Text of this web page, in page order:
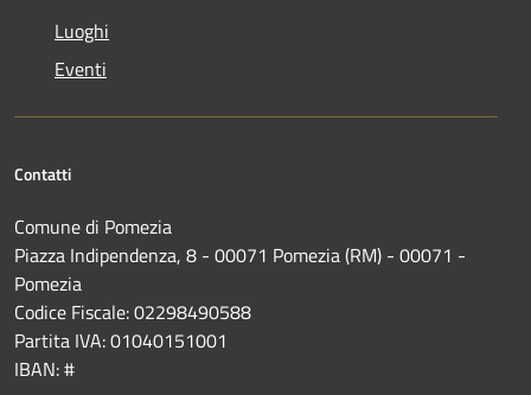
Luoghi
Eventi
Contatti
Comune di Pomezia
Piazza Indipendenza, 8 - 00071 Pomezia (RM) - 00071 -
Pomezia
Codice Fiscale: 02298490588
Partita IVA: 01040151001
IBAN: #